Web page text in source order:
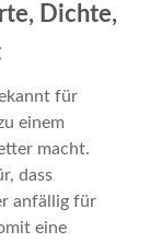
Dichte,
für
einem
macht.
dass
anfällig für
eine